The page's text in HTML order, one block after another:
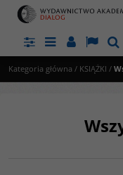
PanelMenuPanelLang
Kategoria główna / KSIĄŻKI /